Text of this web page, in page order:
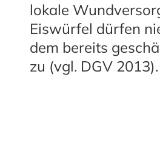
lokale
Eiswürfel dürfen
dem bereits
zu (vgl. DGV 2013).